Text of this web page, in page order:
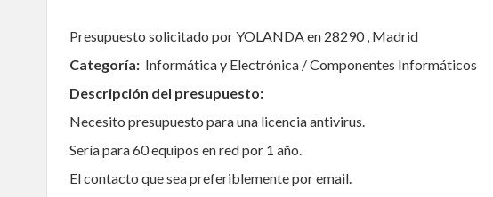
Presupuesto solicitado por YOLANDA en 28290 , Madrid
Categoría: Informática y Electrónica / Componentes Informáticos
Descripción del presupuesto:
Necesito presupuesto para una licencia antivirus.
Sería para 60 equipos en red por 1 año.
El contacto que sea preferiblemente por email.